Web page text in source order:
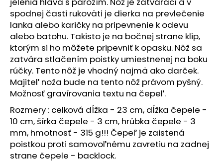
spodnej časti rukoväti je dierka na prevlečenie
lanka alebo karičky na pripevnenie k odevu
alebo batohu. Takisto je na bočnej strane klip,
ktorým si ho môžete pripevniť k opasku. Nôž sa
zatvára stlačením poistky umiestnenej na boku
rúčky. Tento nôž je vhodný najmä ako darček.
Majiteľ noža bude na tento nôž právom pyšný.
Možnosť gravírovania textu na čepeľ.
Rozmery : celková dĺžka - 23 cm, dĺžka čepele -
10 cm, šírka čepele - 3 cm, hrúbka čepele - 3
mm, hmotnosť - 315 g!!! Čepeľ je zaistená
poistkou proti samovoľnému zavretiu na zadnej
strane čepele - backlock.
O
d
p
o
r
ú
č
a
m
e
ČERVENÁ
DÁMSKA
KOŠIEĽKA